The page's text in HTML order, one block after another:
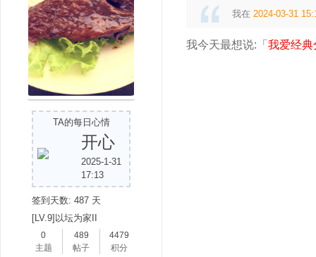
TA的每日心情
开心
2025-1-31
17:13
签到天数: 487 天
[LV.9]以坛为家II
0
主题
489
帖子
4479
积分
我在 2024-03-31
我今天最想说:「 我爱经典